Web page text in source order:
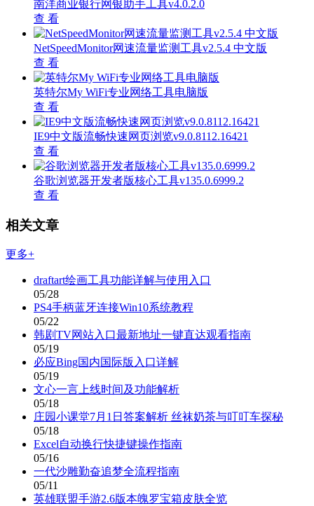
南洋商业银行网银助手工具v4.0.2.0
查 看
NetSpeedMonitor网速流量监测工具v2.5.4 中文版
查 看
英特尔My WiFi专业网络工具电脑版
查 看
IE9中文版流畅快速网页浏览v9.0.8112.16421
查 看
谷歌浏览器开发者版核心工具v135.0.6999.2
查 看
相关文章
更多+
draftart绘画工具功能详解与使用入口
05/28
PS4手柄蓝牙连接Win10系统教程
05/22
韩剧TV网站入口最新地址一键直达观看指南
05/19
必应Bing国内国际版入口详解
05/19
文心一言上线时间及功能解析
05/18
庄园小课堂7月1日答案解析 丝袜奶茶与叮叮车探秘
05/18
Excel自动换行快捷键操作指南
05/16
一代沙雕勤奋追梦全流程指南
05/11
英雄联盟手游2.6版本魄罗宝箱皮肤全览